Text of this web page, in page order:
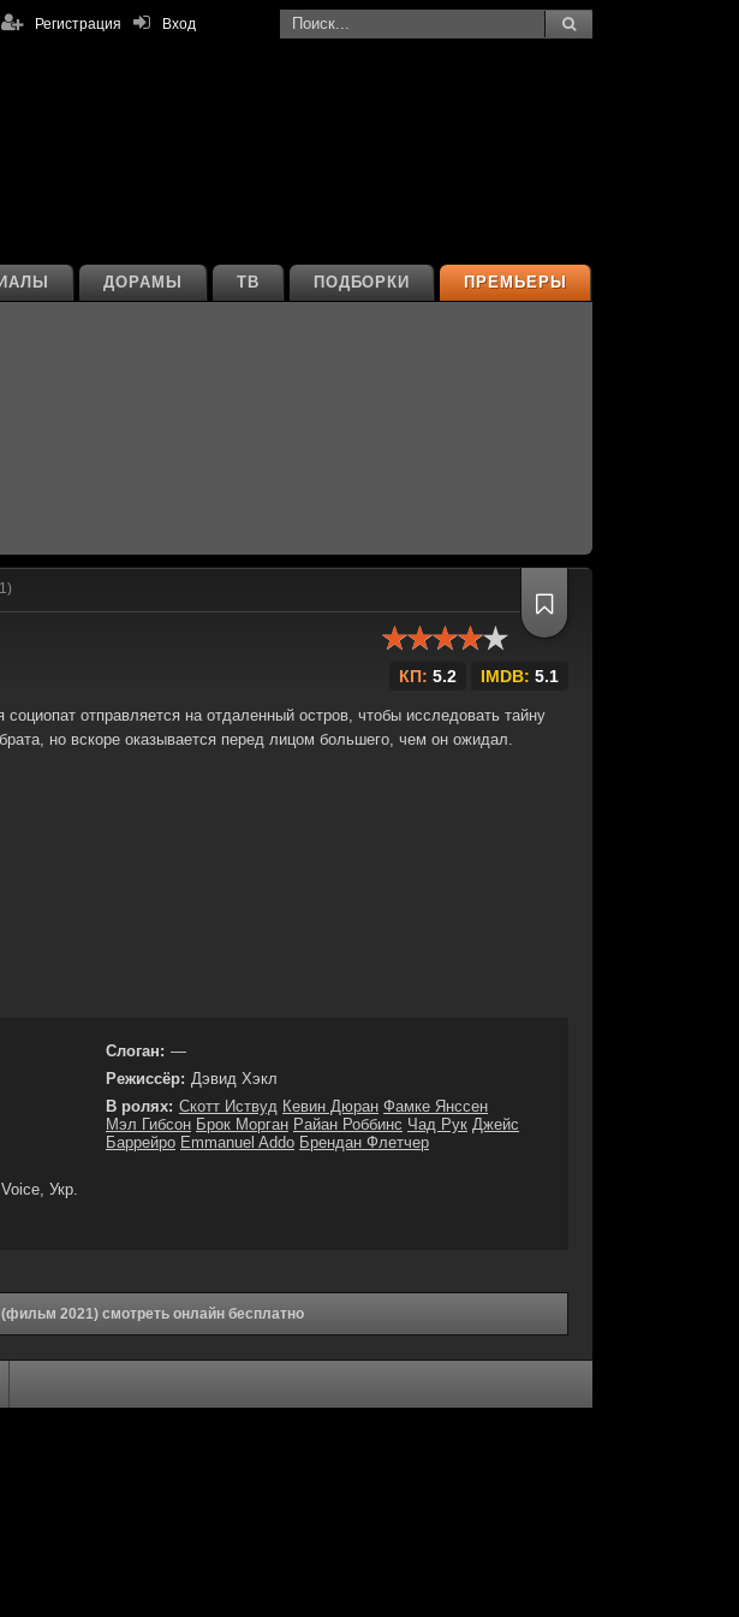
Вход
Регистрация
ПРЕМЬЕРЫ
ПОДБОРКИ
ТВ
ДОРАМЫ
КП: 5.2 IMDB: 5.1
социопат отправляется на отдаленный остров, чтобы исследовать тайну
но вскоре оказывается перед лицом большего, чем он ожидал.
Укр.
Слоган: —
Режиссёр: Дэвид Хэкл
В ролях: Скотт Иствуд Кевин Дюран Фамке Янссен
Мэл Гибсон Брок Морган Райан Роббинс Чад Рук Джейс
Баррейро Emmanuel Addo Брендан Флетчер
2021) смотреть онлайн бесплатно